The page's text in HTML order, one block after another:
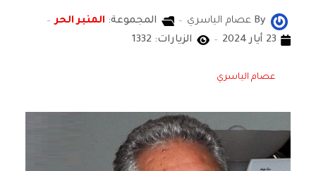
By عصام الياسري المجموعة: المنبر الحر
23 أيار 2024
الزيارات: 1332
عصام الياسري